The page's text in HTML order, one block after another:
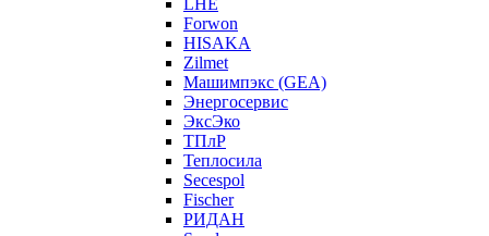
LHE
Forwon
HISAKA
Zilmet
Машимпэкс (GEA)
Энергосервис
ЭксЭко
ТПлР
Теплосила
Secespol
Fischer
РИДАН